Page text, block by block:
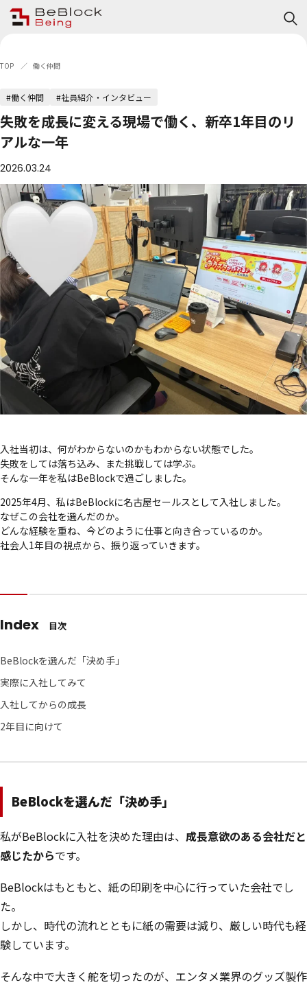
TOP 働く仲間
#働く仲間 #社員紹介・インタビュー
失敗を成長に変える現場で働く、新卒1年目のリ
アルな一年
2026.03.24
入社当初は、何がわからないのかもわからない状態でした。
失敗をしては落ち込み、また挑戦しては学ぶ。
そんな一年を私はBeBlockで過ごしました。
2025年4月、私はBeBlockに名古屋セールスとして入社しました。
なぜこの会社を選んだのか。
どんな経験を重ね、今どのように仕事と向き合っているのか。
社会人1年目の視点から、振り返っていきます。
Index 目次
BeBlockを選んだ「決め手」
実際に入社してみて
入社してからの成長
2年目に向けて
BeBlockを選んだ「決め手」
私がBeBlockに入社を決めた理由は、 成長意欲のある会社だと
感じたからです。
BeBlockはもともと、紙の印刷を中心に行っていた会社でし
た。
しかし、時代の流れとともに紙の需要は減り、厳しい時代も経
験しています。
そんな中で大きく舵を切ったのが、エンタメ業界のグッズ製作